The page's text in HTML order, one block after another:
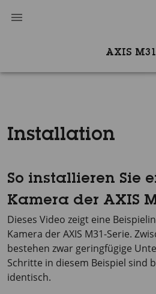
AXIS
Installation
So installieren Sie
Kamera der AXIS
Dieses Video zeigt eine
Kamera der AXIS M31-Serie.
bestehen zwar geringfügige
Schritte in diesem Beispiel sind
identisch.